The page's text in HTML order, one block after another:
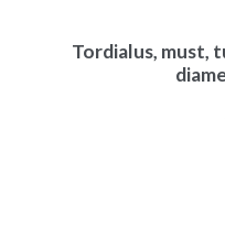
Tordialus, must,